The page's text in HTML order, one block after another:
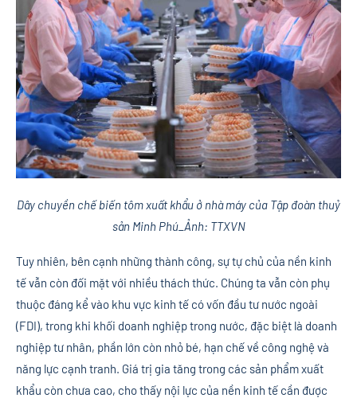
Dây chuyền chế biến tôm xuất khẩu ở nhà máy của Tập đoàn thuỷ
sản Minh Phú_Ảnh: TTXVN
Tuy nhiên, bên cạnh những thành công, sự tự chủ của nền kinh
tế vẫn còn đối mặt với nhiều thách thức. Chúng ta vẫn còn phụ
thuộc đáng kể vào khu vực kinh tế có vốn đầu tư nước ngoài
(FDI), trong khi khối doanh nghiệp trong nước, đặc biệt là doanh
nghiệp tư nhân, phần lớn còn nhỏ bé, hạn chế về công nghệ và
năng lực cạnh tranh. Giá trị gia tăng trong các sản phẩm xuất
khẩu còn chưa cao, cho thấy nội lực của nền kinh tế cần được